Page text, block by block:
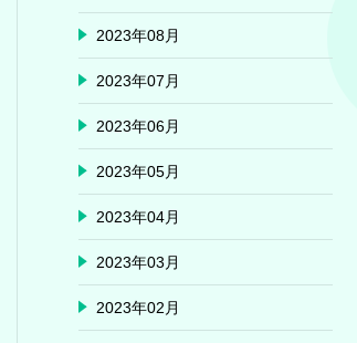
2023年08月
2023年07月
2023年06月
2023年05月
2023年04月
2023年03月
2023年02月